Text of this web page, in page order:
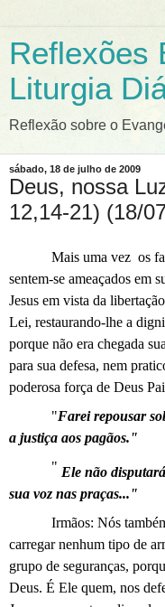
Reflexões
Liturgia
Reflexão sobre o
sábado, 18 de julho de 2009
Deus, nossa
12,14-21) (18/
Mais uma vez os
sentem-se ameaçados em
Jesus em vista da
Lei, restaurando-lhe a
porque não era chegada
para sua defesa, nem
poderosa força de Deus
"Farei repousar
a justiça aos pagãos."
" Ele não
sua voz nas praças..."
Irmãos: Nós
carregar nenhum tipo de
grupo de seguranças,
Deus. É Ele quem, nos